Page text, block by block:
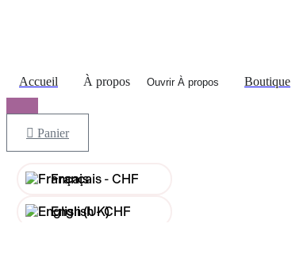
Accueil À propos Ouvrir À propos Boutique
Panier
Français - CHF
English -CHF